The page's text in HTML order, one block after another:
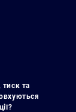
тиск та